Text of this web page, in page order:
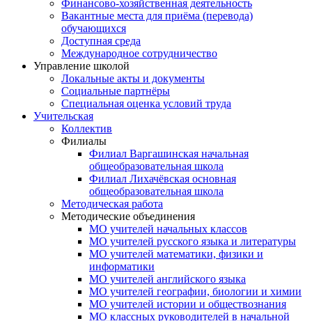
Финансово-хозяйственная деятельность
Вакантные места для приёма (перевода)
обучающихся
Доступная среда
Международное сотрудничество
Управление школой
Локальные акты и документы
Социальные партнёры
Специальная оценка условий труда
Учительская
Коллектив
Филиалы
Филиал Варгашинская начальная
общеобразовательная школа
Филиал Лихачёвская основная
общеобразовательная школа
Методическая работа
Методические объединения
МО учителей начальных классов
МО учителей русского языка и литературы
МО учителей математики, физики и
информатики
МО учителей английского языка
МО учителей географии, биологии и химии
МО учителей истории и обществознания
МО классных руководителей в начальной